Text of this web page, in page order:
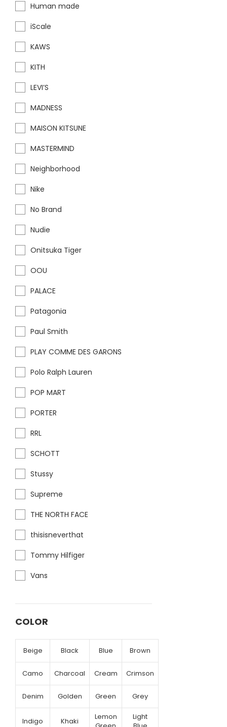
Human made
iScale
KAWS
KITH
LEVI’S
MADNESS
MAISON KITSUNE
MASTERMIND
Neighborhood
Nike
No Brand
Nudie
Onitsuka Tiger
OOU
PALACE
Patagonia
Paul Smith
PLAY COMME DES GARONS
Polo Ralph Lauren
POP MART
PORTER
RRL
SCHOTT
Stussy
Supreme
THE NORTH FACE
thisisneverthat
Tommy Hilfiger
Vans
COLOR
Beige Black Blue Brown
Camo Charcoal Cream Crimson
Denim Golden Green Grey
Indigo Khaki
Lemon
Light